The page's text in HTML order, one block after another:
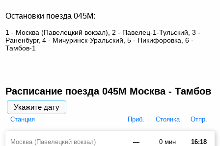
Остановки поезда 045М:
1 - Москва (Павелецкий вокзал), 2 - Павелец-1-Тульский, 3 -
Раненбург, 4 - Мичуринск-Уральский, 5 - Никифоровка, 6 -
Тамбов-1
Расписание поезда 045М Москва - Тамбов
Укажите дату
Cтанция Приб. Стоянка Отпр.
Москва (Павелецкий вокзал) — 0 мин 16:18